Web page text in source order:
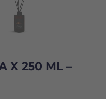
X 250 ML –